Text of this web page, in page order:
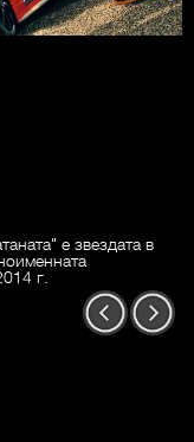
е звездата в
г.